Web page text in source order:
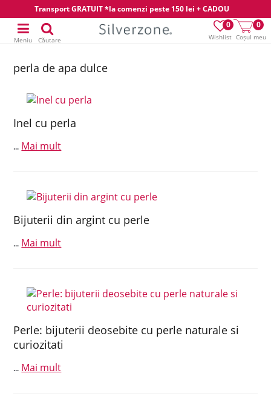
Transport GRATUIT *la comenzi peste 150 lei + CADOU
Wishlist
0
Coșul meu
0
Meniu Căutare
perla de apa dulce
Inel cu perla
... Mai mult
Bijuterii din argint cu perle
... Mai mult
Perle: bijuterii deosebite cu perle naturale si
curiozitati
... Mai mult